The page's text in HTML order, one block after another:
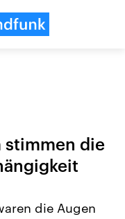
stimmen die
die Augen